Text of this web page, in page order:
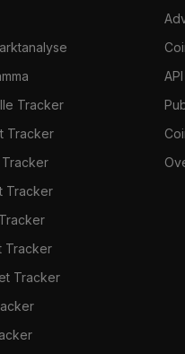
Tracker
Tracker
Tracker
Tracker
Tracker